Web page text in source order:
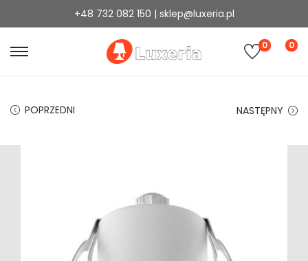
+48 732 082 150 | sklep@luxeria.pl
0 0
POPRZEDNI NASTĘPNY